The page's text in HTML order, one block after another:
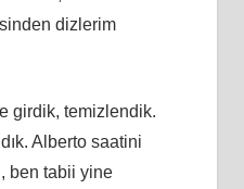
dizlerim
girdik, temizlendik.
Alberto saatini
ben tabii yine